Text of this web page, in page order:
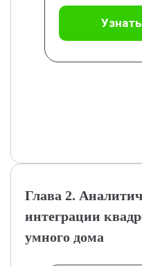
Глава 2.
интеграции
умного дома